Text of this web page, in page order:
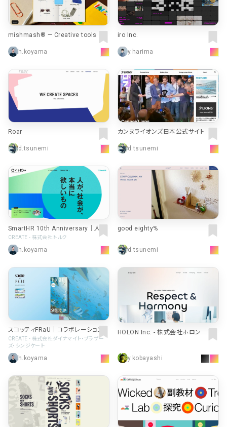
mishmash® — Creative tools
h.koyama
iro Inc.
y.harima
Roar
d.tsunemi
カンヌライオンズ日本公式サイト
d.tsunemi
SmartHR 10th Anniversary｜人
が、社会が、本当に欲しいもの
CREATE - 株式会社トルク
h.koyama
good eighty%
d.tsunemi
スコッティFRaU｜コラボレーションB
OX
CREATE - 株式会社ダイナマイト・ブラザー
ズ・シンジケート
h.koyama
HOLON Inc. - 株式会社ホロン
y.kobayashi